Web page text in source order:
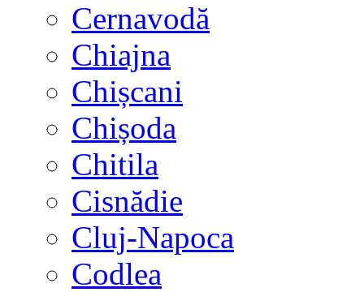
Cernavodă
Chiajna
Chișcani
Chișoda
Chitila
Cisnădie
Cluj-Napoca
Codlea